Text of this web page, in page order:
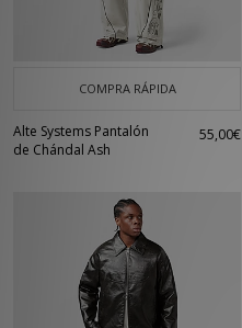
COMPRA RÁPIDA
Alte Systems Pantalón
de Chándal Ash
55,00€